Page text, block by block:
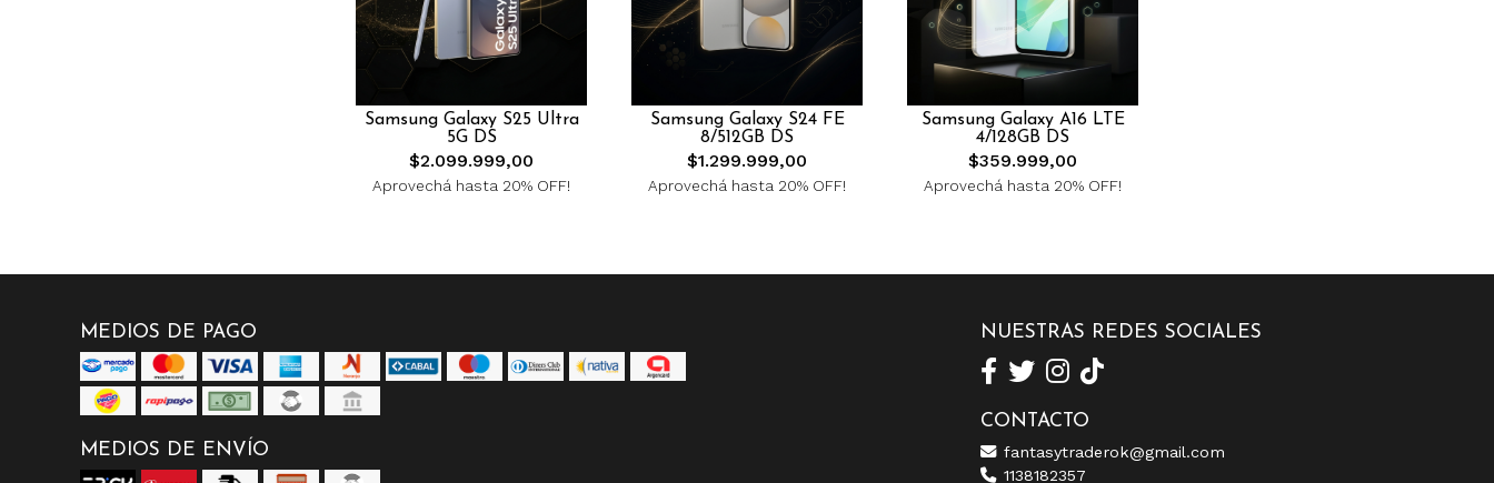
Samsung Galaxy S25 Ultra
5G DS
$2.099.999,00
Aprovechá hasta 20% OFF!
Samsung Galaxy S24 FE
8/512GB DS
$1.299.999,00
Aprovechá hasta 20% OFF!
Samsung Galaxy A16 LTE
4/128GB DS
$359.999,00
Aprovechá hasta 20% OFF!
MEDIOS DE PAGO
MEDIOS DE ENVÍO
NUESTRAS REDES SOCIALES
CONTACTO
fantasytraderok@gmail.com
1138182357